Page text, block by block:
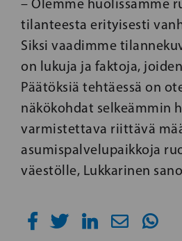
– Olemme huolissamme
tilanteesta erityisesti
Siksi vaadimme
on lukuja ja faktoja,
Päätöksiä tehtäessä on
näkökohdat selkeämmin
varmistettava riittävä
asumispalvelupaikkoja
väestölle, Lukkarinen